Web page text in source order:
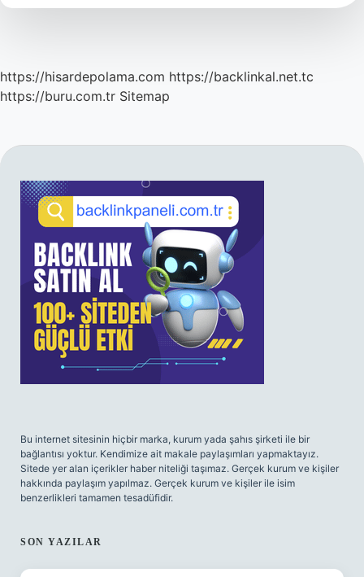
Demek
https://hisardepolama.com https://backlinkal.net.tc
https://buru.com.tr Sitemap
SIDEBAR
Bu internet sitesinin hiçbir marka, kurum yada şahıs şirketi ile bir
bağlantısı yoktur. Kendimize ait makale paylaşımları yapmaktayız.
Sitede yer alan içerikler haber niteliği taşımaz. Gerçek kurum ve kişiler
hakkında paylaşım yapılmaz. Gerçek kurum ve kişiler ile isim
benzerlikleri tamamen tesadüfidir.
SON YAZILAR